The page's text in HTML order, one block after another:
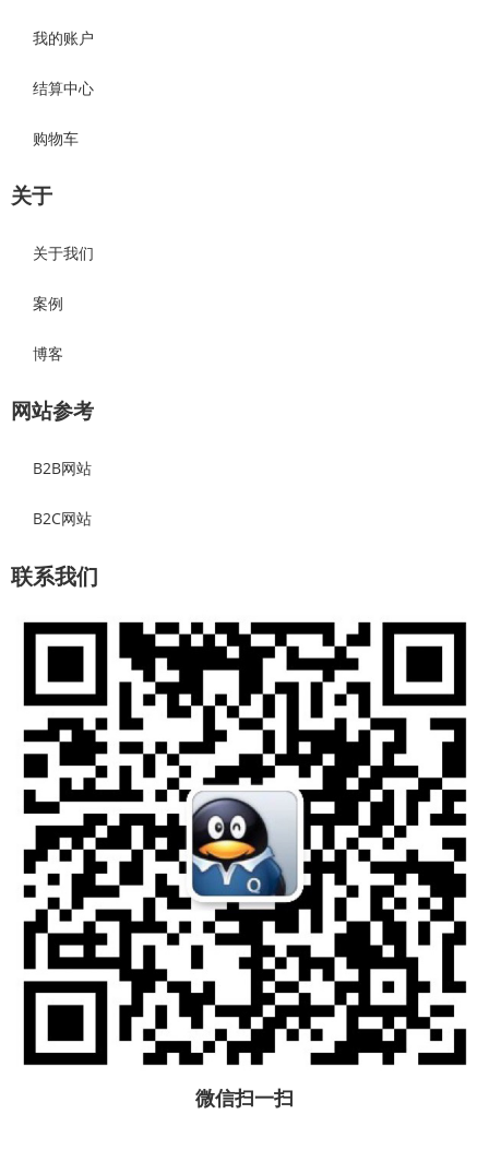
我的账户
结算中心
购物车
关于
关于我们
案例
博客
网站参考
B2B网站
B2C网站
联系我们
微信扫一扫